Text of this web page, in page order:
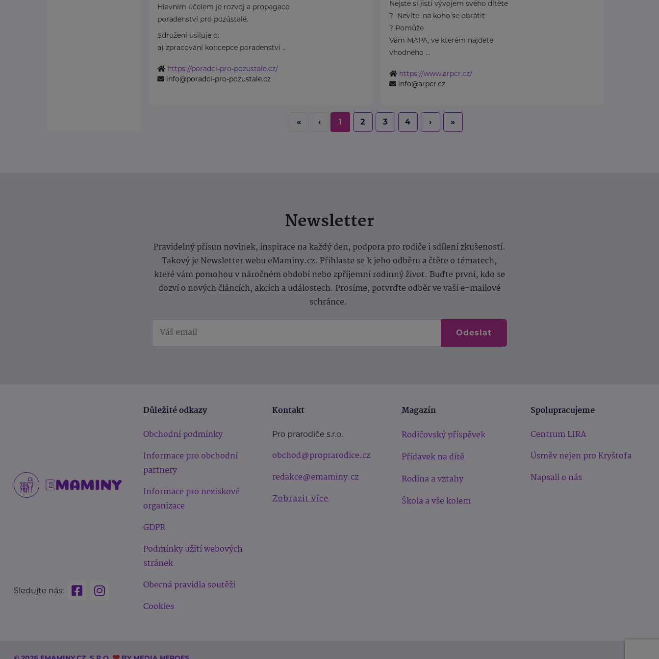
Hlavním účelem je rozvoj a propagace
poradenství pro pozůstalé.
Sdružení usiluje o:
a) zpracování koncepce poradenství ...
https://poradci-pro-pozustale.cz/
info@poradci-pro-pozustale.cz
Nejste si jistí vývojem svého dítěte
? Nevíte, na koho se obrátit
? Pomůže
Vám MAPA, ve kterém najdete
vhodného ...
https://www.arpcr.cz/
info@arpcr.cz
« ‹ 1 2 3 4 › »
Newsletter
Pravidelný přísun novinek, inspirace na každý den, podpora pro rodiče i sdílení zkušeností.
Takový je Newsletter webu eMaminy.cz. Přihlaste se k jeho odběru a čtěte o tématech,
které vám pomohou v náročném období nebo zpříjemní rodinný život. Buďte první, kdo se
dozví o nových článcích, akcích a událostech. Prosíme, potvrďte odběr ve vaší e-mailové
schránce.
Odeslat
Sledujte nás:
Důležité odkazy
Obchodní podmínky
Informace pro obchodní
partnery
Informace pro neziskové
organizace
GDPR
Podmínky užití webových
stránek
Obecná pravidla soutěží
Cookies
Kontakt
Pro prarodiče s.r.o.
obchod@proprarodice.cz
redakce@emaminy.cz
Zobrazit více
Magazín
Rodičovský příspěvek
Přídavek na dítě
Rodina a vztahy
Škola a vše kolem
Spolupracujeme
Centrum LIRA
Úsměv nejen pro Kryštofa
Napsali o nás